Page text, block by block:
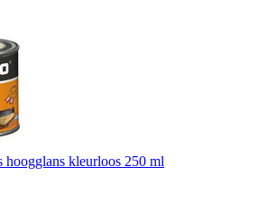
hoogglans kleurloos 250 ml